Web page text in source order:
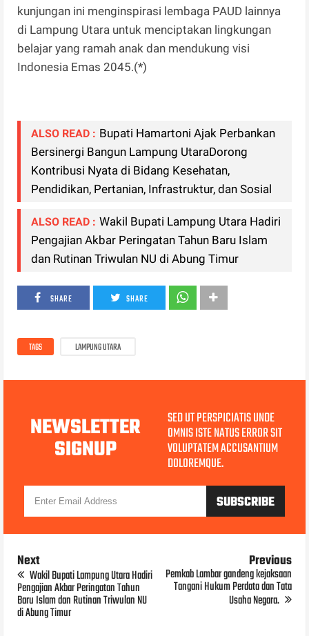
kunjungan ini menginspirasi lembaga PAUD lainnya
di Lampung Utara untuk menciptakan lingkungan
belajar yang ramah anak dan mendukung visi
Indonesia Emas 2045.(*)
ALSO READ : Bupati Hamartoni Ajak Perbankan
Bersinergi Bangun Lampung UtaraDorong
Kontribusi Nyata di Bidang Kesehatan,
Pendidikan, Pertanian, Infrastruktur, dan Sosial
ALSO READ : Wakil Bupati Lampung Utara Hadiri
Pengajian Akbar Peringatan Tahun Baru Islam
dan Rutinan Triwulan NU di Abung Timur
SHARE SHARE
TAGS LAMPUNG UTARA
NEWSLETTER
SIGNUP
SED UT PERSPICIATIS UNDE
OMNIS ISTE NATUS ERROR SIT
VOLUPTATEM ACCUSANTIUM
DOLOREMQUE.
Next
Wakil Bupati Lampung Utara Hadiri
Pengajian Akbar Peringatan Tahun
Baru Islam dan Rutinan Triwulan NU
di Abung Timur
Previous
Pemkab Lambar gandeng kejaksaan
Tangani Hukum Perdata dan Tata
Usaha Negara.